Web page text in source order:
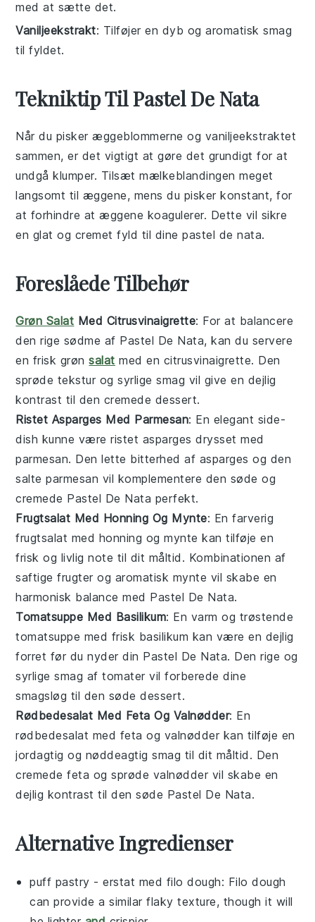
med at sætte det.
Vaniljeekstrakt: Tilføjer en dyb og aromatisk smag
til fyldet.
Tekniktip Til Pastel De Nata
Når du piskeræggeblommerne og vaniljeekstraktet
sammen, er det vigtigt at gøre det grundigt for at
undgå klumper. Tilsætmælkeblandingen meget
langsomt til æggene, mens du pisker konstant, for
at forhindre at æggene koagulerer. Dette vil sikre
en glat og cremetfyld til dinepastel de nata.
Foreslåede Tilbehør
Grøn Salat Med Citrusvinaigrette: For at balancere
den rige sødme af Pastel De Nata, kan du servere
en frisk grønsalat med en citrusvinaigrette. Den
sprøde tekstur og syrlige smag vil give en dejlig
kontrast til den cremede dessert.
Ristet Asparges Med Parmesan: En elegant side-
dish kunne væreristet asparges drysset med
parmesan. Den lette bitterhed af asparges og den
salteparmesan vil komplementere den søde og
cremede Pastel De Nata perfekt.
Frugtsalat Med Honning Og Mynte: En farverig
frugtsalat med honning ogmynte kan tilføje en
frisk og livlig note til dit måltid. Kombinationen af
saftigefrugter og aromatisk mynte vil skabe en
harmonisk balance med Pastel De Nata.
Tomatsuppe Med Basilikum: En varm og trøstende
tomatsuppe med frisk basilikum kan være en dejlig
forret før du nyder din Pastel De Nata. Den rige og
syrlige smag aftomater vil forberede dine
smagsløg til den sødedessert.
Rødbedesalat Med Feta Og Valnødder: En
rødbedesalat med feta og valnødder kan tilføje en
jordagtig og nøddeagtig smag til dit måltid. Den
cremedefeta og sprøde valnødder vil skabe en
dejlig kontrast til den søde Pastel De Nata.
Alternative Ingredienser
puff pastry - erstat med filo dough: Filo dough
can provide a similar flaky texture, though it will